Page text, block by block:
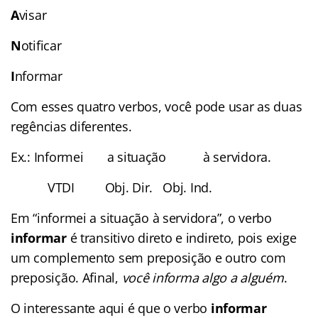
Avisar
Notificar
Informar
Com esses quatro verbos, você pode usar as duas
regências diferentes.
Ex.: Informei a situação à servidora.
VTDI Obj. Dir. Obj. Ind.
Em “informei a situação à servidora”, o verbo
informaré transitivo direto e indireto, pois exige
um complemento sem preposição e outro com
preposição. Afinal, você informa algo a alguém.
O interessante aqui é que o verbo informar